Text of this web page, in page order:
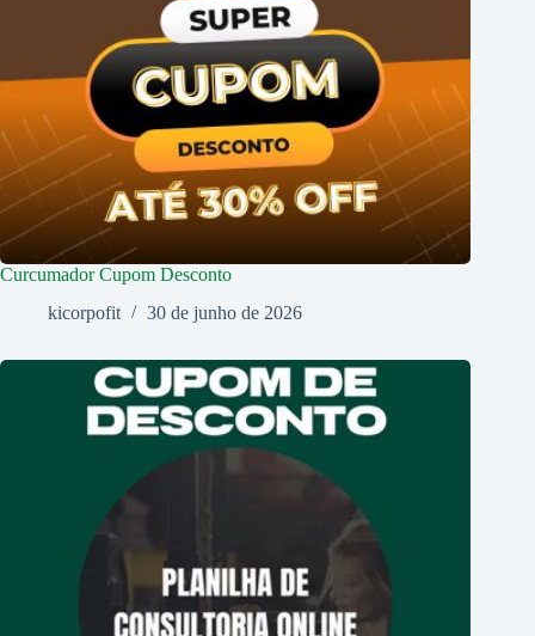
Curcumador Cupom Desconto
kicorpofit
30 de junho de 2026